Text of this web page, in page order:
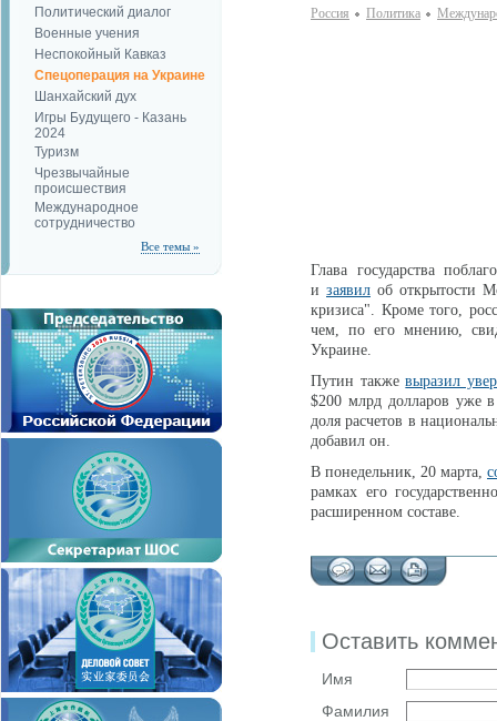
Политический диалог
Военные учения
Неспокойный Кавказ
Спецоперация на Украине
Шанхайский дух
Игры Будущего - Казань
2024
Туризм
Чрезвычайные
происшествия
Международное
сотрудничество
Все темы »
Россия Политика
Глава государства
и заявил об открытости
кризиса". Кроме того,
чем, по его мнению,
Украине.
Путин такжевыразил
$200 млрд долларов уже
доля расчетов в
добавил он.
В понедельник, 20 марта,
рамках его
расширенном составе.
Оставить
Имя
Фамилия